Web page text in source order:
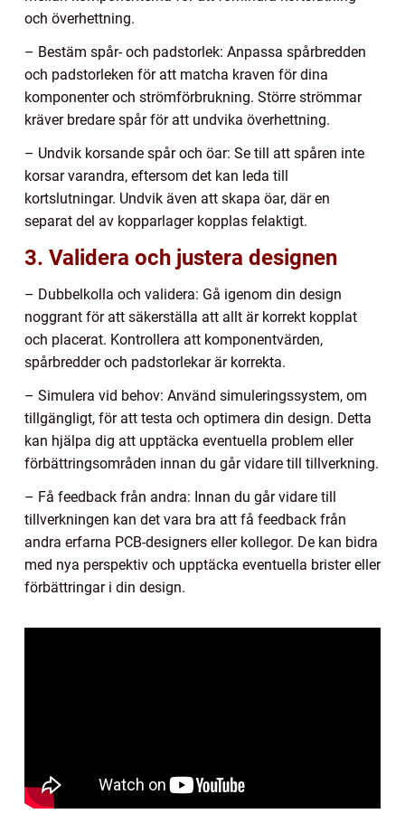
och överhettning.
– Bestäm spår- och padstorlek: Anpassa spårbredden
och padstorleken för att matcha kraven för dina
komponenter och strömförbrukning. Större strömmar
kräver bredare spår för att undvika överhettning.
– Undvik korsande spår och öar: Se till att spåren inte
korsar varandra, eftersom det kan leda till
kortslutningar. Undvik även att skapa öar, där en
separat del av kopparlager kopplas felaktigt.
3. Validera och justera designen
– Dubbelkolla och validera: Gå igenom din design
noggrant för att säkerställa att allt är korrekt kopplat
och placerat. Kontrollera att komponentvärden,
spårbredder och padstorlekar är korrekta.
– Simulera vid behov: Använd simuleringssystem, om
tillgängligt, för att testa och optimera din design. Detta
kan hjälpa dig att upptäcka eventuella problem eller
förbättringsområden innan du går vidare till tillverkning.
– Få feedback från andra: Innan du går vidare till
tillverkningen kan det vara bra att få feedback från
andra erfarna PCB-designers eller kollegor. De kan bidra
med nya perspektiv och upptäcka eventuella brister eller
förbättringar i din design.